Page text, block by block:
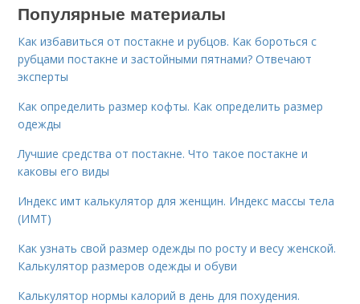
Популярные материалы
Как избавиться от постакне и рубцов. Как бороться с
рубцами постакне и застойными пятнами? Отвечают
эксперты
Как определить размер кофты. Как определить размер
одежды
Лучшие средства от постакне. Что такое постакне и
каковы его виды
Индекс имт калькулятор для женщин. Индекс массы тела
(ИМТ)
Как узнать свой размер одежды по росту и весу женской.
Калькулятор размеров одежды и обуви
Калькулятор нормы калорий в день для похудения.